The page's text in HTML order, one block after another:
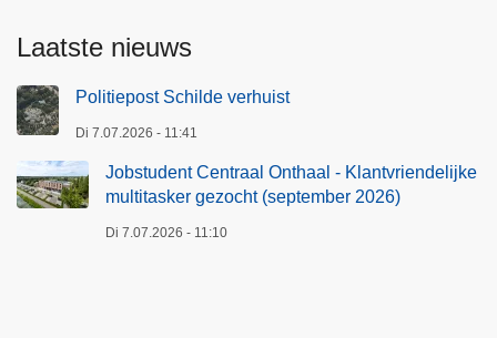
Laatste nieuws
Politiepost Schilde verhuist
Di 7.07.2026 - 11:41
Jobstudent Centraal Onthaal - Klantvriendelijke
multitasker gezocht (september 2026)
Di 7.07.2026 - 11:10